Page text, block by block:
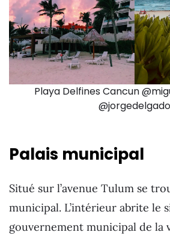
Playa Delfines Cancun
@jorgedelgado
Palais municipal
Situé sur l’avenue Tulum se
municipal. L’intérieur abrite le
gouvernement municipal de la